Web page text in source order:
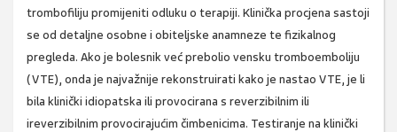
trombofiliju promijeniti odluku o terapiji. Klinička procjena sastoji
se od detaljne osobne i obiteljske anamneze te fizikalnog
pregleda. Ako je bolesnik već prebolio vensku tromboemboliju
(VTE), onda je najvažnije rekonstruirati kako je nastao VTE, je li
bila klinički idiopatska ili provocirana s reverzibilnim ili
ireverzibilnim provocirajućim čimbenicima. Testiranje na klinički